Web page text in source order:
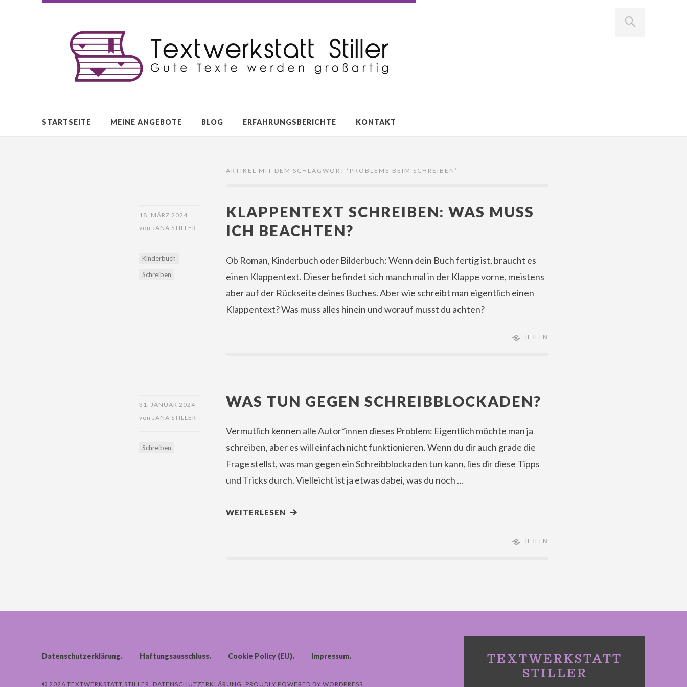
STARTSEITE MEINE ANGEBOTE BLOG ERFAHRUNGSBERICHTE KONTAKT
ARTIKEL MIT DEM SCHLAGWORT ‘ PROBLEME BEIM SCHREIBEN ’
18. MÄRZ 2024
von JANA STILLER
Kinderbuch
Schreiben
KLAPPENTEXT SCHREIBEN: WAS MUSS
ICH BEACHTEN?
Ob Roman, Kinderbuch oder Bilderbuch: Wenn dein Buch fertig ist, braucht es
einen Klappentext. Dieser befindet sich manchmal in der Klappe vorne, meistens
aber auf der Rückseite deines Buches. Aber wie schreibt man eigentlich einen
Klappentext? Was muss alles hinein und worauf musst du achten?
TEILEN
31. JANUAR 2024
von JANA STILLER
Schreiben
WAS TUN GEGEN SCHREIBBLOCKADEN?
Vermutlich kennen alle Autor*innen dieses Problem: Eigentlich möchte man ja
schreiben, aber es will einfach nicht funktionieren. Wenn du dir auch grade die
Frage stellst, was man gegen ein Schreibblockaden tun kann, lies dir diese Tipps
und Tricks durch. Vielleicht ist ja etwas dabei, was du noch …
WEITERLESEN
TEILEN
Datenschutzerklärung Haftungsausschluss Cookie Policy (EU) Impressum
© 2026 TEXTWERKSTATT STILLER DATENSCHUTZERKLÄRUNG PROUDLY POWERED BY WORDPRESS
TEXTWERKSTATT
STILLER